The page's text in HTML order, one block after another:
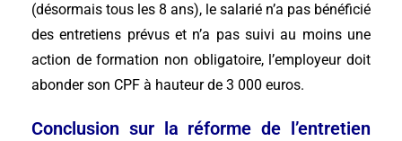
(désormais tous les 8 ans), le salarié n’a pas bénéficié
des entretiens prévus et n’a pas suivi au moins une
action de formation non obligatoire, l’employeur doit
abonder son CPF à hauteur de 3 000 euros.
Conclusion sur la réforme de l’entretien